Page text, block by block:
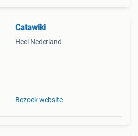
Catawiki
Heel Nederland
Bezoek website